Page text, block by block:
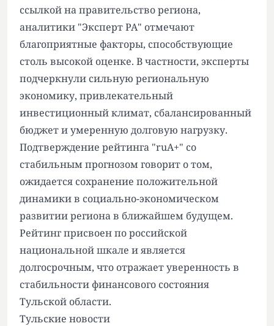
ссылкой на правительство региона,
аналитики "Эксперт РА" отмечают
благоприятные факторы, способствующие
столь высокой оценке. В частности, эксперты
подчеркнули сильную региональную
экономику, привлекательный
инвестиционный климат, сбалансированный
бюджет и умеренную долговую нагрузку.
Подтверждение рейтинга "ruA+" со
стабильным прогнозом говорит о том,
ожидается сохранение положительной
динамики в социально-экономическом
развитии региона в ближайшем будущем.
Рейтинг присвоен по российской
национальной шкале и является
долгосрочным, что отражает уверенность в
стабильности финансового состояния
Тульской области.
Тульские новости